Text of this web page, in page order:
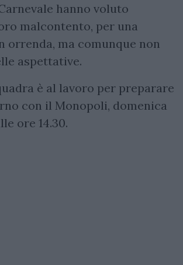
hanno voluto
malcontento, per una
orrenda, ma comunque non
aspettative.
è al lavoro per preparare
con il Monopoli, domenica
ore 14.30.